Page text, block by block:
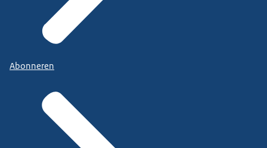
Abonneren